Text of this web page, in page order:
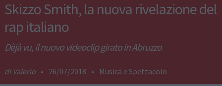
Skizzo Smith, la nuova rivelazione del
rap italiano
Dèjà vu, il nuovo videoclip girato in Abruzzo
Valerio • 26/07/2018 • Musica e Spettacolo